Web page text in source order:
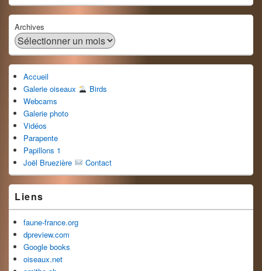
Archives
Accueil
Galerie oiseaux
Birds
Webcams
Galerie photo
Vidéos
Parapente
Papillons 1
Joël Bruezière
Contact
Liens
faune-france.org
dpreview.com
Google books
oiseaux.net